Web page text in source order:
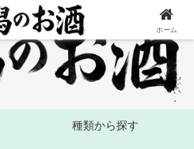
種類から探す
ホーム